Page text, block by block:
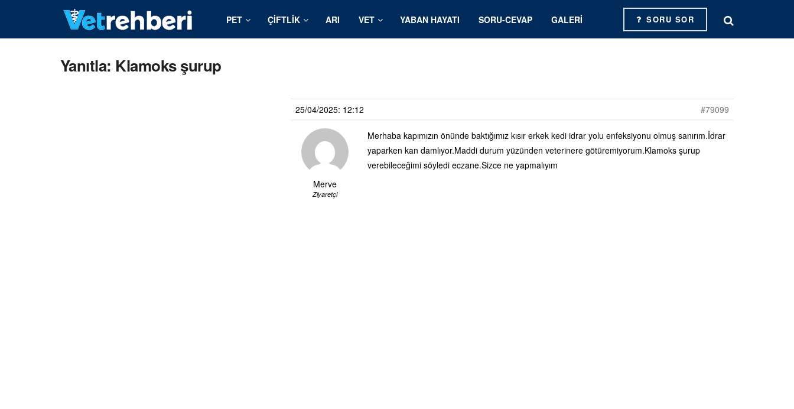
PET ÇIFTLIK ARI VET YABAN HAYATI SORU-CEVAP GALERI SORU SOR
Yanıtla: Klamoks şurup
25/04/2025: 12:12 #79099
Merve
Ziyaretçi
Merhaba kapımızın önünde baktığımız kısır erkek kedi idrar yolu enfeksiyonu olmuş sanırım.İdrar
yaparken kan damlıyor.Maddi durum yüzünden veterinere götüremiyorum.Klamoks şurup
verebileceğimi söyledi eczane.Sizce ne yapmalıyım